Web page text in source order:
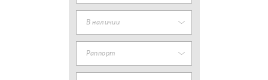
В наличии
Раппорт